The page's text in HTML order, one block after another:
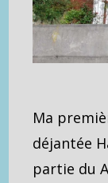
Ma
déjantée
partie du